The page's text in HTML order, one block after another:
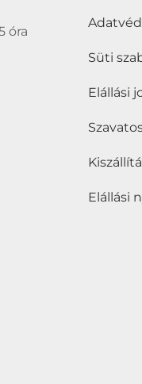
óra
Süti
Elállási
Elállási